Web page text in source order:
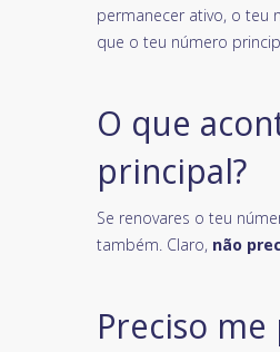
permanecer ativo, o teu
que o teu número
O que
principal?
Se renovares o teu
também. Claro, não
Preciso